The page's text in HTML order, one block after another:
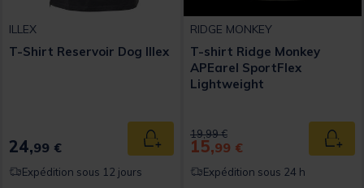
ILLEX
T-Shirt Reservoir Dog Illex
24,99 € Ajouter au panier
Expédition sous 12 jours
RIDGE MONKEY
T-shirt Ridge Monkey
APEarel SportFlex
Lightweight
Price reduced from
19,99 €to
15,99 €
Expédition sous 24 h